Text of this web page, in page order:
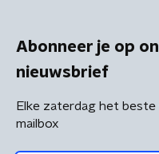
Abonneer je op
nieuwsbrief
Elke zaterdag het beste
mailbox